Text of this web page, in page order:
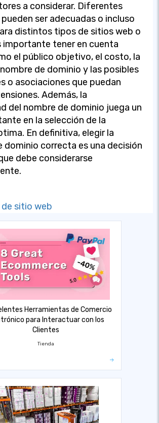
a considerar. Diferentes
ser adecuadas o incluso
distintos tipos de sitios web o
importante tener en cuenta
el público objetivo, el costo, la
de dominio y las posibles
o asociaciones que puedan
Además, la
del nombre de dominio juega un
en la selección de la
En definitiva, elegir la
dominio correcta es una decisión
debe considerarse
sitio web
Herramientas de Comercio
para Interactuar con los
Clientes
Tienda